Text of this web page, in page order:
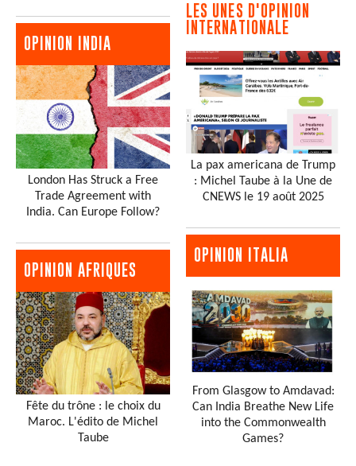
OPINION INDIA
London Has Struck a Free
Trade Agreement with
India. Can Europe Follow?
OPINION AFRIQUES
Fête du trône : le choix du
Maroc. L'édito de Michel
Taube
LES UNES D'OPINION
INTERNATIONALE
La pax americana de Trump
: Michel Taube à la Une de
CNEWS le 19 août 2025
OPINION ITALIA
From Glasgow to Amdavad:
Can India Breathe New Life
into the Commonwealth
Games?